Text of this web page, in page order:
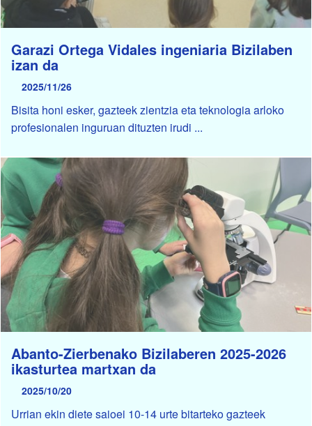
Garazi Ortega Vidales ingeniaria Bizilaben
izan da
2025/11/26
Bisita honi esker, gazteek zientzia eta teknologia arloko
profesionalen inguruan dituzten irudi ...
Abanto-Zierbenako Bizilaberen 2025-2026
ikasturtea martxan da
2025/10/20
Urrian ekin diete saioei 10-14 urte bitarteko gazteek